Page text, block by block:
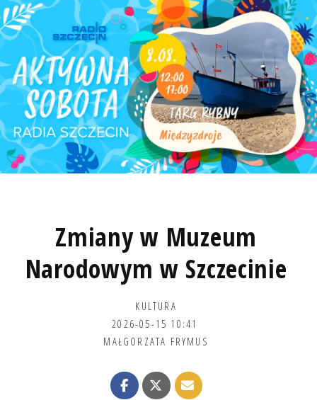
Zmiany w Muzeum
Narodowym w Szczecinie
KULTURA
2026-05-15 10:41
MAŁGORZATA FRYMUS